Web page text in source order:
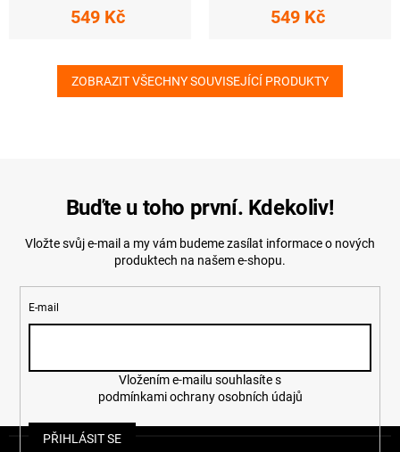
549 Kč 549 Kč
ZOBRAZIT VŠECHNY SOUVISEJÍCÍ PRODUKTY
Buďte u toho první. Kdekoliv!
Vložte svůj e-mail a my vám budeme zasílat informace o nových
produktech na našem e-shopu.
E-mail
podmínkami ochrany osobních údajů
PŘIHLÁSIT SE